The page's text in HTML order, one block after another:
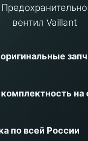
на
по всей России